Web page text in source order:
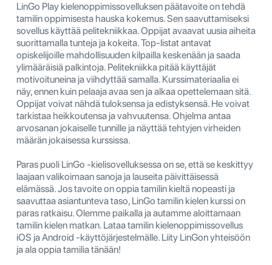
LinGo Play kielenoppimissovelluksen päätavoite on tehdä
tamilin oppimisesta hauska kokemus. Sen saavuttamiseksi
sovellus käyttää pelitekniikkaa. Oppijat avaavat uusia aiheita
suorittamalla tunteja ja kokeita. Top-listat antavat
opiskelijoille mahdollisuuden kilpailla keskenään ja saada
ylimääräisiä palkintoja. Pelitekniikka pitää käyttäjät
motivoituneina ja viihdyttää samalla. Kurssimateriaalia ei
näy, ennen kuin pelaaja avaa sen ja alkaa opettelemaan sitä.
Oppijat voivat nähdä tuloksensa ja edistyksensä. He voivat
tarkistaa heikkoutensa ja vahvuutensa. Ohjelma antaa
arvosanan jokaiselle tunnille ja näyttää tehtyjen virheiden
määrän jokaisessa kurssissa.
Paras puoli LinGo -kielisovelluksessa on se, että se keskittyy
laajaan valikoimaan sanoja ja lauseita päivittäisessä
elämässä. Jos tavoite on oppia tamilin kieltä nopeasti ja
saavuttaa asiantunteva taso, LinGo tamilin kielen kurssi on
paras ratkaisu. Olemme paikalla ja autamme aloittamaan
tamilin kielen matkan. Lataa tamilin kielenoppimissovellus
iOS ja Android -käyttöjärjestelmälle. Liity LinGon yhteisöön
ja ala oppia tamilia tänään!